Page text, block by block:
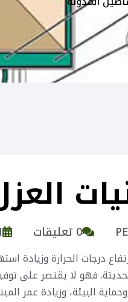
0 تعليقات
درجات الحرارة وزيادة
فهو لا يقتصر على
البيئة، وزيادة عمر